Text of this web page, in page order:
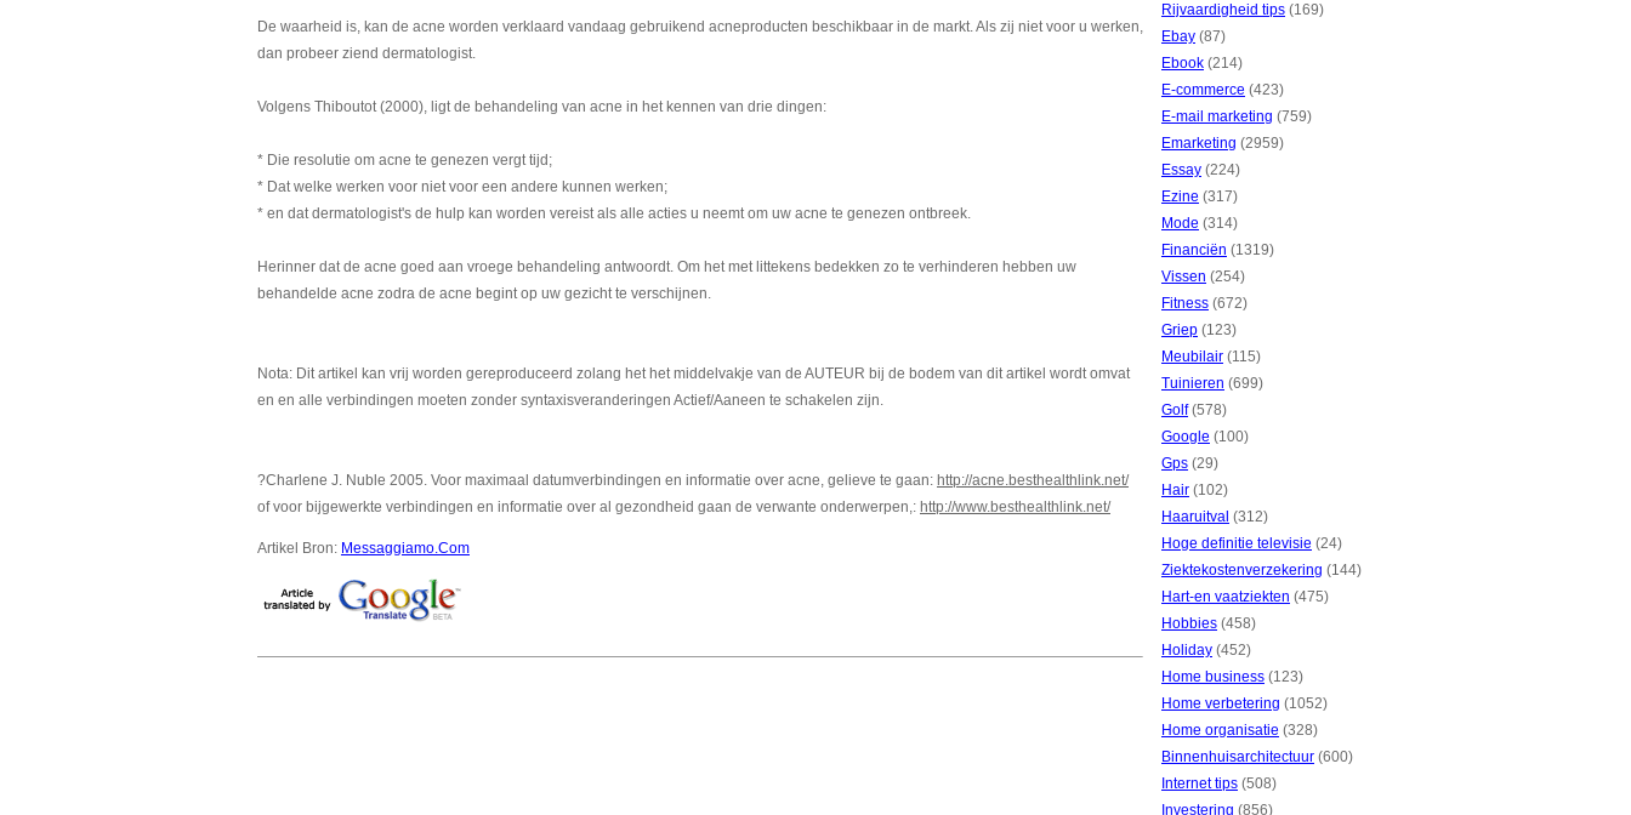
De waarheid is, kan de acne worden verklaard vandaag gebruikend acneproducten beschikbaar in de markt. Als zij niet voor u werken,
dan probeer ziend dermatologist.
Volgens Thiboutot (2000), ligt de behandeling van acne in het kennen van drie dingen:
* Die resolutie om acne te genezen vergt tijd;
* Dat welke werken voor niet voor een andere kunnen werken;
* en dat dermatologist's de hulp kan worden vereist als alle acties u neemt om uw acne te genezen ontbreek.
Herinner dat de acne goed aan vroege behandeling antwoordt. Om het met littekens bedekken zo te verhinderen hebben uw
behandelde acne zodra de acne begint op uw gezicht te verschijnen.
Nota: Dit artikel kan vrij worden gereproduceerd zolang het het middelvakje van de AUTEUR bij de bodem van dit artikel wordt omvat
en en alle verbindingen moeten zonder syntaxisveranderingen Actief/Aaneen te schakelen zijn.
?Charlene J. Nuble 2005. Voor maximaal datumverbindingen en informatie over acne, gelieve te gaan: http://acne.besthealthlink.net/
of voor bijgewerkte verbindingen en informatie over al gezondheid gaan de verwante onderwerpen,: http://www.besthealthlink.net/
Artikel Bron: Messaggiamo.Com
Rijvaardigheid tips (169)
Ebay (87)
Ebook (214)
E-commerce (423)
E-mail marketing (759)
Emarketing (2959)
Essay (224)
Ezine (317)
Mode (314)
Financiën (1319)
Vissen (254)
Fitness (672)
Griep (123)
Meubilair (115)
Tuinieren (699)
Golf(578)
Google (100)
Gps (29)
Hair (102)
Haaruitval (312)
Hoge definitie televisie (24)
Ziektekostenverzekering (144)
Hart-en vaatziekten (475)
Hobbies (458)
Holiday (452)
Home business (123)
Home verbetering (1052)
Home organisatie (328)
Binnenhuisarchitectuur (600)
Internet tips (508)
Investering (856)